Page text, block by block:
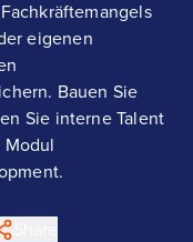
eigenen
Bauen Sie
Sie interne Talent
Modul